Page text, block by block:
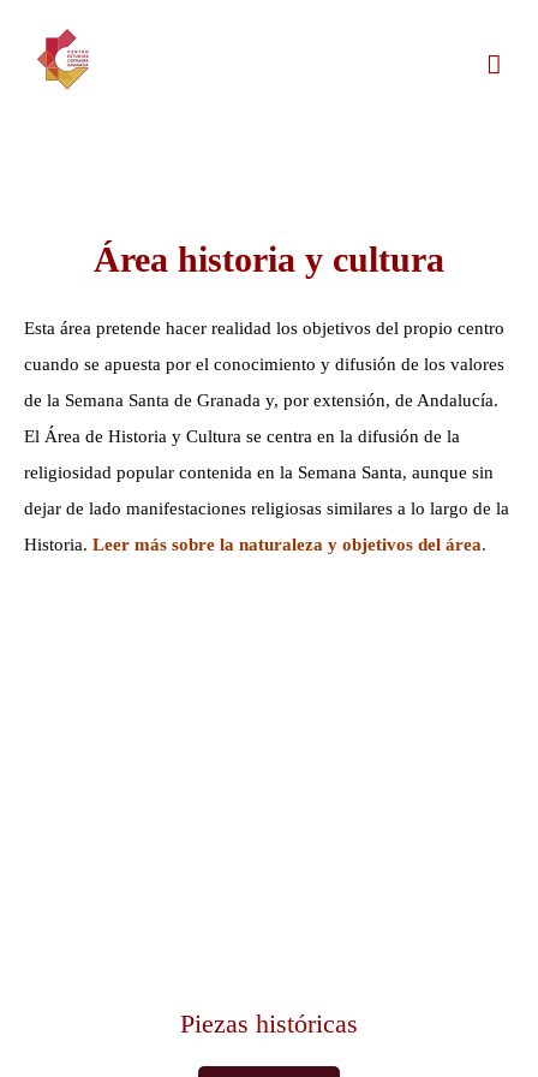
contenido
Área historia y cultura
Esta área pretende hacer realidad los objetivos del propio centro
cuando se apuesta por el conocimiento y difusión de los valores
de la Semana Santa de Granada y, por extensión, de Andalucía.
El Área de Historia y Cultura se centra en la difusión de la
religiosidad popular contenida en la Semana Santa, aunque sin
dejar de lado manifestaciones religiosas similares a lo largo de la
Historia. Leer más sobre la naturaleza y objetivos del área.
Piezas históricas